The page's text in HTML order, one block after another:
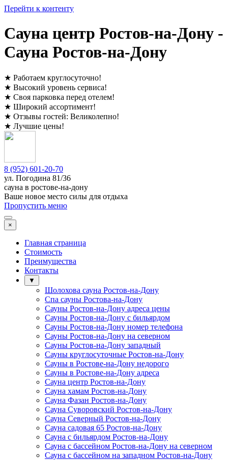
Перейти к контенту
Сауна центр Ростов-на-Дону -
Сауна Ростов-на-Дону
★ Работаем круглосуточно!
★ Высокий уровень сервиса!
★ Своя парковка перед отелем!
★ Широкий ассортимент!
★ Отзывы гостей: Великолепно!
★ Лучшие цены!
8 (952) 601-20-70
ул. ​ Погодина 81/36
сауна в ростове-на-дону
Ваше новое место силы для отдыха
Пропустить меню
×
Главная страница
Стоимость
Преимущества
Контакты
▼
Шолохова сауна Ростов-на-Дону
Спа сауны Ростова-на-Дону
Сауны Ростов-на-Дону адреса цены
Сауны Ростов-на-Дону с бильярдом
Сауны Ростов-на-Дону номер телефона
Сауны Ростов-на-Дону на северном
Сауны Ростов-на-Дону западный
Сауны круглосуточные Ростов-на-Дону
Сауны в Ростове-на-Дону недорого
Сауны в Ростове-на-Дону адреса
Сауна центр Ростов-на-Дону
Сауна хамам Ростов-на-Дону
Сауна Фазан Ростов-на-Дону
Сауна Суворовский Ростов-на-Дону
Сауна Северный Ростов-на-Дону
Сауна садовая 65 Ростов-на-Дону
Сауна с бильярдом Ростов-на-Дону
Сауна с бассейном Ростов-на-Дону на северном
Сауна с бассейном на западном Ростов-на-Дону